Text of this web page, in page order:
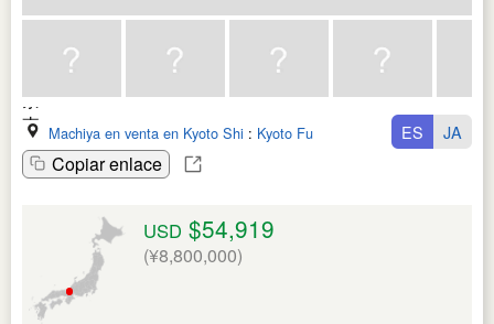
Machiya en venta en Kyoto Shi : Kyoto Fu
Copiar enlace
ES JA
USD $54,919
(¥8,800,000)